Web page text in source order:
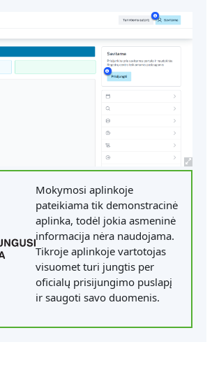
Mokymosi aplinkoje
pateikiama tik demonstracinė
aplinka, todėl jokia asmeninė
informacija nėra naudojama.
Tikroje aplinkoje vartotojas
visuomet turi jungtis per
oficialų prisijungimo puslapį
ir saugoti savo duomenis.